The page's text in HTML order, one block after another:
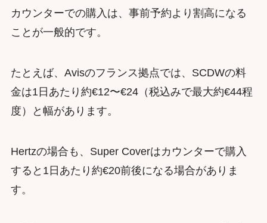
カウンターでの購入は、事前予約より割高になる
ことが一般的です。
たとえば、Avisのフランス拠点では、SCDWの料
金は1日あたり約€12〜€24（税込みで最大約€44程
度）と幅があります。
Hertzの場合も、Super Coverはカウンターで購入
すると1日あたり約€20前後になる場合がありま
す。